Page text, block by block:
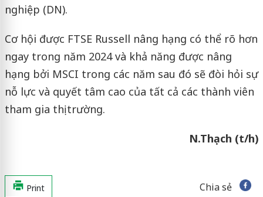
nghiệp (DN).
Cơ hội được FTSE Russell nâng hạng có thể rõ hơn
ngay trong năm 2024 và khả năng được nâng
hạng bởi MSCI trong các năm sau đó sẽ đòi hỏi sự
nỗ lực và quyết tâm cao của tất cả các thành viên
tham gia thị trường.
N.Thạch (t/h)
Print Chia sẻ